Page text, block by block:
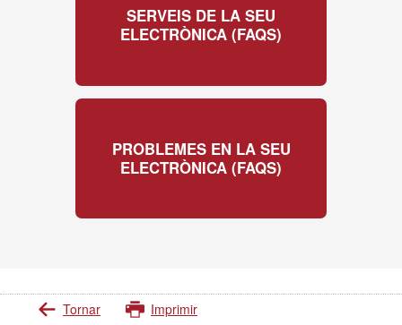
SERVEIS DE LA SEU
ELECTRÒNICA (FAQS)
PROBLEMES EN LA SEU
ELECTRÒNICA (FAQS)
Tornar Imprimir